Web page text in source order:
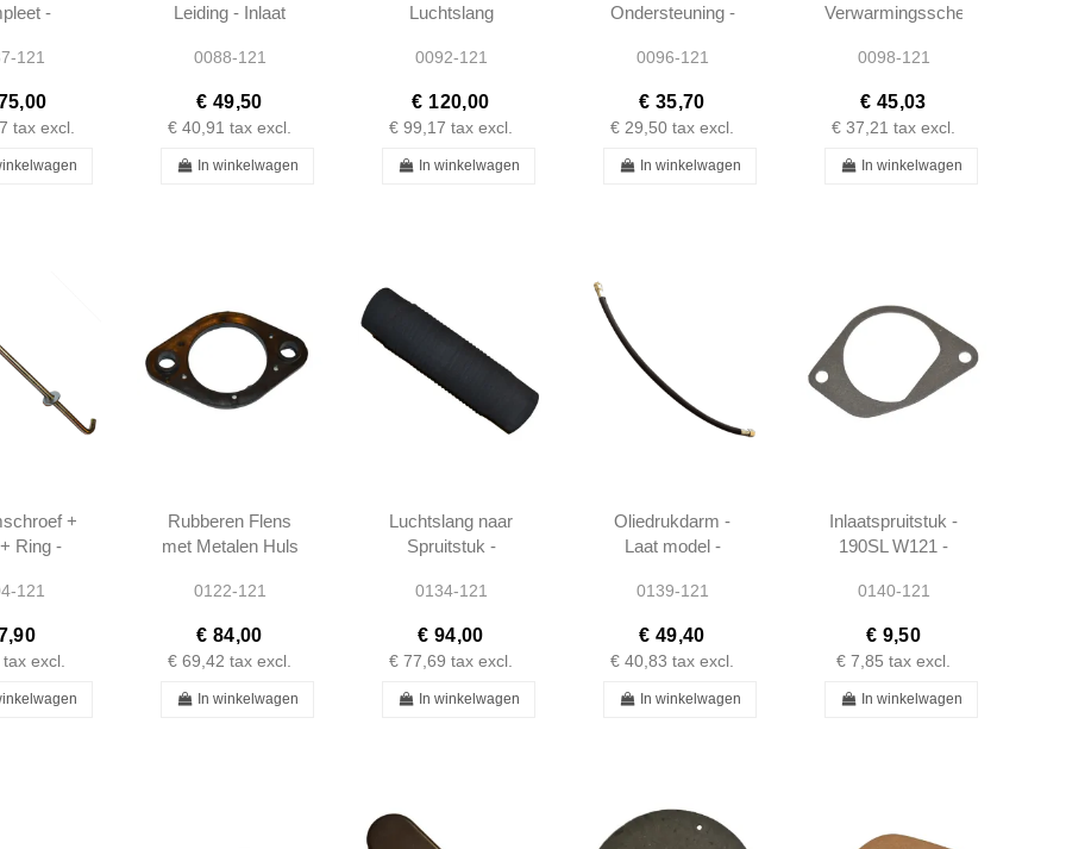
-
121
tax excl.
Leiding - Inlaat
190SL W121 -
0088-121
€ 49,50
€ 40,91 tax excl.
In winkelwagen
Luchtslang
W121 -
0092-121
€ 120,00
€ 99,17 tax excl.
In winkelwagen
Ondersteuning -
1210940043
0096-121
€ 35,70
€ 29,50 tax excl.
In winkelwagen
Verwarmingsscherm
W121 -
0098-121
€ 45,03
€ 37,21 tax excl.
In winkelwagen
+
Ring -
121
tax excl.
Rubberen Flens
met Metalen Huls
1210710180 -
0122-121
€ 84,00
€ 69,42 tax excl.
In winkelwagen
Luchtslang naar
Spruitstuk -
401218310588
0134-121
€ 94,00
€ 77,69 tax excl.
In winkelwagen
Oliedrukdarm -
Laat model -
- 190SL W121 -
0139-121
€ 49,40
€ 40,83 tax excl.
In winkelwagen
Inlaatspruitstuk -
190SL W121 -
0140-121
€ 9,50
€ 7,85 tax excl.
In winkelwagen